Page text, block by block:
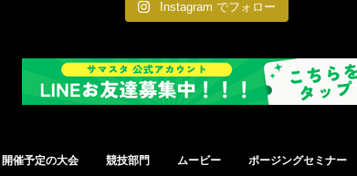
Instagram でフォロー
開催予定の大会 競技部門 ムービー ポージングセミナー